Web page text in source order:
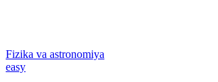
Fizika va astronomiya
easy